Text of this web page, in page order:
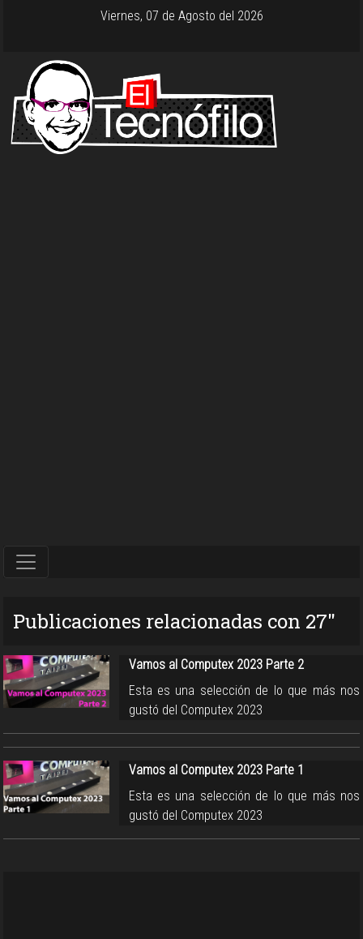
Viernes, 07 de Agosto del 2026
Publicaciones relacionadas con 27″
Vamos al Computex 2023 Parte 2
Esta es una selección de lo que más nos
gustó del Computex 2023
Vamos al Computex 2023 Parte 1
Esta es una selección de lo que más nos
gustó del Computex 2023